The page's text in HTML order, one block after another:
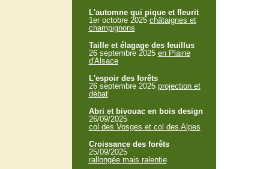
L'automne qui pique et fleurit
1er octobre 2025 châtaignes et
champignons
Taille et élagage des feuillus
26 septembre 2025 en Plaine
d'Alsace
L'espoir des forêts
26 septembre 2025 projection et
débat
Abri et bivouac en bois design
26/09/2025
col des Vosges et col des Alpes
Croissance des forêts
25/09/2025
rallongée mais ralentie